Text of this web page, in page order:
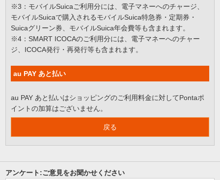
※3：モバイルSuicaご利用分には、電子マネーへのチャージ、
モバイルSuicaで購入されるモバイルSuica特急券・定期券・
Suicaグリーン券、モバイルSuica年会費等も含まれます。
※4：SMART ICOCAのご利用分には、電子マネーへのチャー
ジ、ICOCA発行・再発行等も含まれます。
au PAY あと払い
au PAY あと払いはショッピングのご利用料金に対してPontaポ
イントの加算はございません。
戻る
アンケート:ご意見をお聞かせください